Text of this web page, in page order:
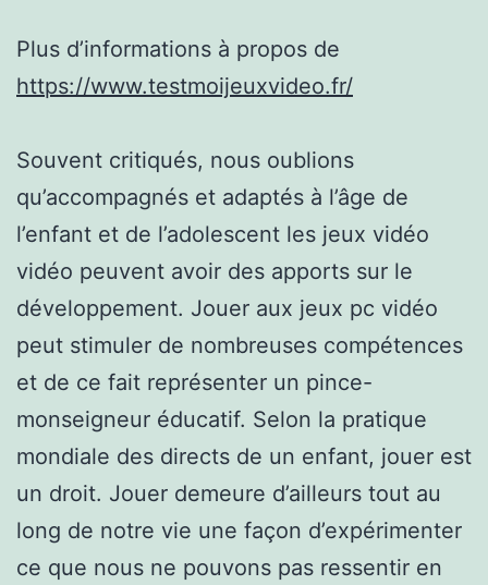
Plus d’informations à propos de
https://www.testmoijeuxvideo.fr/
Souvent critiqués, nous oublions
qu’accompagnés et adaptés à l’âge de
l’enfant et de l’adolescent les jeux vidéo
vidéo peuvent avoir des apports sur le
développement. Jouer aux jeux pc vidéo
peut stimuler de nombreuses compétences
et de ce fait représenter un pince-
monseigneur éducatif. Selon la pratique
mondiale des directs de un enfant, jouer est
un droit. Jouer demeure d’ailleurs tout au
long de notre vie une façon d’expérimenter
ce que nous ne pouvons pas ressentir en